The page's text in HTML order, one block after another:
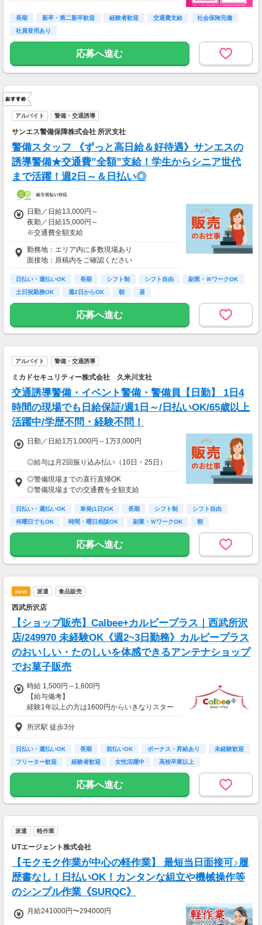
長期 新卒・第二新卒歓迎 経験者歓迎 交通費支給
社会保険完備
社員登用あり
応募へ進む
アルバイト 警備・交通誘導
サンエス警備保障株式会社 所沢支社
警備スタッフ 《ずっと高日給＆好待遇》サンエスの
誘導警備★交通費”全額”支給！学生からシニア世代
まで活躍！週2日～＆日払い◎
日勤／日給13,000円～
夜勤／日給15,000円～
※交通費全額支給
▽交通誘導警備業務2級をお持ちの方
日勤／日給13,500円～14,500円
夜勤／日給15,500円～16,500円
＜サンエス警備保障特別給付金＞
交通誘導2級または指導教育責任者の資格をお
持ちの方には100,000円支給！
※30勤務で30,000円、更に30勤務で70,000円
＜日払いOK（規定あり）＞
仕事が終わってから給料をもらいに行く手間は
不要♪
＿＿＿＿＿＿＿＿＿＿＿＿＿＿＿＿
比べてみてください！この高日給！
￣￣￣Ｖ￣￣￣￣￣￣￣￣￣￣￣￣
夜勤日給15,000円×22日
→月収330,000円+交通費！！
◆時間を有効活用して働くBさん／日勤で月12
日勤務
日勤日給13,000円×12日
→月収156,000円+交通費！！
勤務地：エリア内に多数現場あり
面接地：原稿内をご確認ください
日払い・週払いOK 長期 シフト制 シフト自由
副業・ＷワークOK
土日祝勤務OK
週2日からOK 朝 昼
応募へ進む
アルバイト 警備・交通誘導
ミカドセキュリティー株式会社 久米川支社
交通誘導警備・イベント警備・警備員【日勤】 1日4
時間の現場でも日給保証/週1日～/日払いOK/65歳以上
活躍中/学歴不問・経験不問！
日勤／日給1万1,000円～1万3,000円
◎給与は月2回振り込み払い（10日・25日）
◎日払い制度の利用も可能（規定あり）
◎有資格者は日給+2,000円（一般路線は+1,000
円）
◎資格取得費用は当社全額負担
※65歳以上の方は下記給与になります
70～79歳：日勤／日給1万500円
◎警備現場までの直行直帰OK
◎警備現場までの交通費を全額支給
日払い・週払いOK 単発(1日)OK 長期 シフト制
シフト自由
何曜日でもOK
時間・曜日相談OK 副業・ＷワークOK 朝
応募へ進む
new 派遣 食品販売
西武所沢店
【ショップ販売】Calbee+カルビープラス｜西武所沢
店/249970 未経験OK《週2~3日勤務》カルビープラス
のおいしい・たのしいを体感できるアンテナショップ
でお菓子販売
時給 1,500円～1,600円
【給与備考】
経験1年以上の方は1600円からいきなりスター
ト！経験1年未満の方も就業1年後には必ず160
0円に昇給します！
◆月収例
11万2千円～12万円＋残業手当
6割のスタッフが利用中！働いた給料の一部を
最短即時支払い。
利用料・振込手数料はすべて無料。
所沢駅 徒歩3分
日払い・週払いOK 長期 前払いOK ボーナス・昇給あり
未経験歓迎
フリーター歓迎
経験者歓迎 女性活躍中 高校卒業以上
応募へ進む
派遣 軽作業
UTエージェント株式会社
【モクモク作業が中心の軽作業】 最短当日面接可♪履
歴書なし！日払いOK！カンタンな組立や機械操作等
のシンプル作業《SURQC》
月給241000円〜294000円